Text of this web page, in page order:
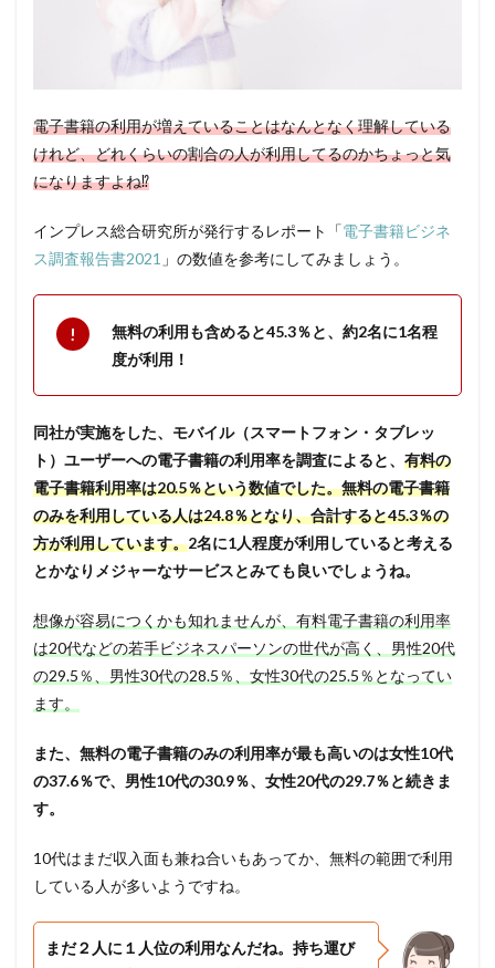
電子書籍の利用が増えていることはなんとなく理解している
けれど、どれくらいの割合の人が利用してるのかちょっと気
になりますよね⁉
インプレス総合研究所が発行するレポート「電子書籍ビジネ
ス調査報告書2021 」の数値を参考にしてみましょう。
無料の利用も含めると45.3％と、約2名に1名程
度が利用！
同社が実施をした、モバイル（スマートフォン・タブレッ
ト）ユーザーへの電子書籍の利用率を調査によると、 有料の
電子書籍利用率は20.5％という数値でした。無料の電子書籍
のみを利用している人は24.8％となり、合計すると45.3％の
方が利用しています。2名に1人程度が利用していると考える
とかなりメジャーなサービスとみても良いでしょうね。
想像が容易につくかも知れませんが、有料電子書籍の利用率
は20代などの若手ビジネスパーソンの世代が高く、男性20代
の29.5％、男性30代の28.5％、女性30代の25.5％となってい
ます。
また、無料の電子書籍のみの利用率が最も高いのは女性10代
の37.6％で、男性10代の30.9％、女性20代の29.7％と続きま
す。
10代はまだ収入面も兼ね合いもあってか、無料の範囲で利用
している人が多いようですね。
まだ２人に１人位の利用なんだね。持ち運び